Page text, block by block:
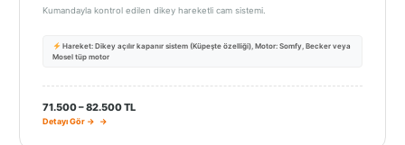
Kumandayla kontrol edilen dikey hareketli cam sistemi.
Hareket: Dikey açılır kapanır sistem (Küpeşte özelliği), Motor: Somfy, Becker veya
Mosel tüp motor
71.500 – 82.500 TL
Detayı Gör →